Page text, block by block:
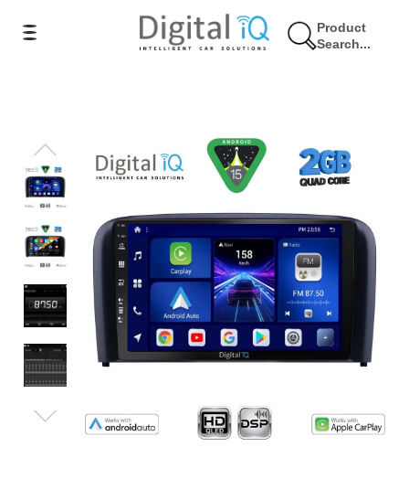
Product
Search...
11% Έκπτωση